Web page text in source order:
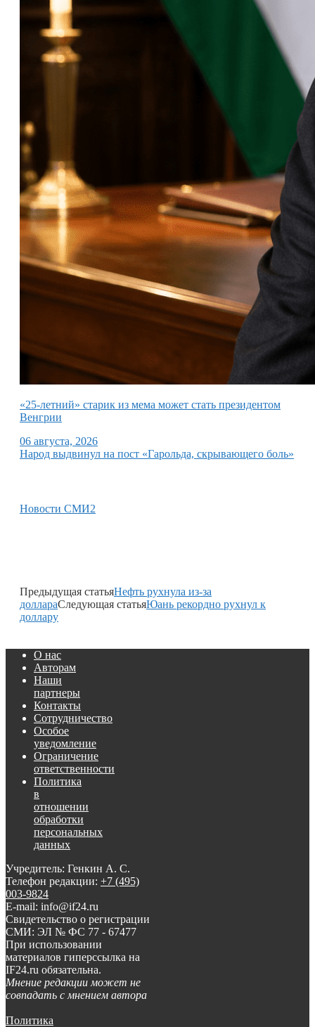
«25-летний» старик из мема может стать президентом
Венгрии
06 августа, 2026
Народ выдвинул на пост «Гарольда, скрывающего боль»
Новости СМИ2
Предыдущая статьяНефть рухнула из-за
доллараСледующая статьяЮань рекордно рухнул к
доллару
О нас
Авторам
Наши
партнеры
Контакты
Сотрудничество
Особое
уведомление
Ограничение
ответственности
Политика
в
отношении
обработки
персональных
данных
Учредитель: Генкин А. С.
Телефон редакции: +7 (495)
003-9824
E-mail: info@if24.ru
Свидетельство о регистрации
СМИ: ЭЛ № ФС 77 - 67477
При использовании
материалов гиперссылка на
IF24.ru обязательна.
Мнение редакции может не
совпадать с мнением автора
Политика